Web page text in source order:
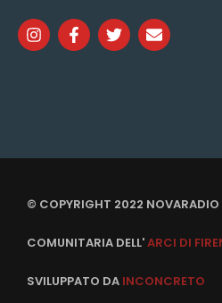
© COPYRIGHT 2022 NOVARADIO
COMUNITARIA DELL'ARCI DI
SVILUPPATO DA INCONCRETO